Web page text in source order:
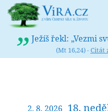
Ježíš řekl: „Vezmi
(Mt 16,24) -Citát
2. 8. 2026 18.